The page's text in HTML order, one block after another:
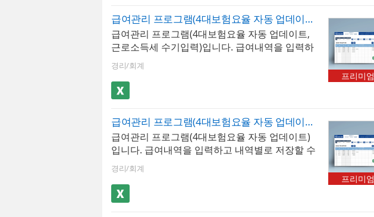
연금, 건강보험, 장기요양보험, 고용보험을 한 시
트에서 관리. 매년 요율이 자동 업데이트되어 급
여대장 전체 직원의 공제액이 자동 계산- 상한·하
한액 자동 적용 : 국민연금 기준소득월액 상한액
과 하한액, 건강보험 보수월액 상한액 등 법정 한
도를 자동으로 계산- 보험료율 변경 이력 관리 :
연도별 요율 변경 이력이 누적 보관되어 과거 연
당 연도의 요율을 즉시 확인 가능
할 수 있으며, 급여명세서는 1장, 세로형 2장, 가
로형 2장 총 3가지 형태로 출력이 가능합니다. 년
도별 급여지급내역, 사원별 급여지급내역, 급여결
산보고서 형태로 급여 통계관리가 가능합니다. 또
래프화하여 보고서형태로 사용하기 편리하며, 사
원정보를 바탕으로 재직증명서, 경력증명서, 퇴직
급여관리 프로그램(4대보험요율 자동 업데이트, 근로소득세 수기입력, 급여대장, 급여명세서, 급여입금내역서, 급여결산보고서, 재직증명서, 근로계약서)
급여관리 프로그램(4대보험요율 자동 업데이트,
근로소득세 수기입력)입니다. 급여내역을 입력하
고 내역별로 저장할 수 있는 서식으로 최대 500명
까지 입력가능합니다. 해당 급여관리 프로그램은
근로소득세는 수기입력, 근로소득세에 대한 지방
소득세 및 4대보험은 자동 계산됩니다. 저장된 문
에서 확인할 수 있습니다. 급여명세서는 1장, 세
로형 2장, 가로형 2장 총 3가지 형태로 출력이 가
능하며, 년도별 급여지급내역, 사원별 급여지급내
역, 급여결산보고서 형태로 급여 통계 관리가 가
서는 그래프화하여 보고서 형태로 사용하기 편리
합니다. 사원정보를 바탕으로 재직증명서, 경력증
경리/회계
프리미엄
급여관리 프로그램(4대보험요율 자동 업데이트, 급여대장, 급여명세서, 급여입금내역서, 급여결산보고서, 재직증명서, 근로계약서)
급여관리 프로그램(4대보험요율 자동 업데이트)
입니다. 급여내역을 입력하고 내역별로 저장할 수
있습니다. 최대 500명까지 입력 가능하며, 근로소
득세, 4대보험 등 공제내역이 자동 계산됩니다.
저장된 문서를 급여대장, 급여명세서, 급여입금내
역서 시트에서 확인할 수 있습니다. 급여명세서는
경리/회계
프리미엄